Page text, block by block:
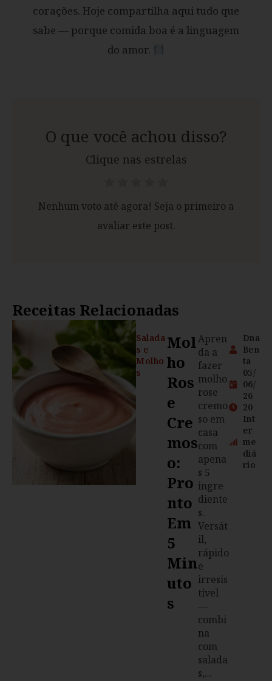
corações. Hoje compartilha aqui tudo que
sabe — porque comida boa é a linguagem
do amor.
O que você achou disso?
Clique nas estrelas
Nenhum voto até agora! Seja o primeiro a
avaliar este post.
Receitas Relacionadas
Salada
s e
Molho
s
Mol
Ho
Ros
E
Cre
Mos
O:
Pro
Nto
Em
5
Min
Uto
S
Apren
da a
fazer
molho
rose
cremo
so em
casa
com
apena
s 5
ingre
diente
s.
Versát
il,
rápido
e
irresis
tível
—
combi
na
com
salada
s,...
Dna
Ben
ta
05/
06/
26
20
Int
er
me
diá
rio